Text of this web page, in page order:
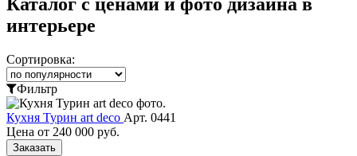
интерьере
Сортировка:
Фильтр
Кухня Турин art deco Арт. 0441
Цена от 240 000 руб.
Заказать